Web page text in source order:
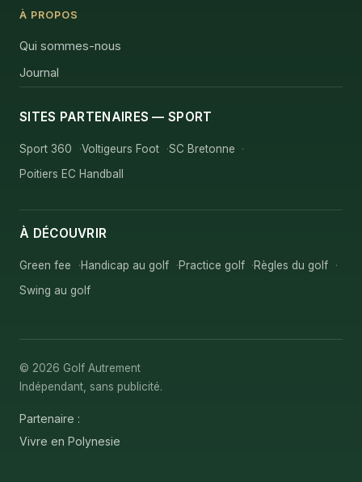
À PROPOS
Qui sommes-nous
Journal
SITES PARTENAIRES — SPORT
Sport 360 Voltigeurs Foot
SC Bretonne
Poitiers EC Handball
À DÉCOUVRIR
Green fee Handicap au golf Practice golf
Règles du golf
Swing au golf
© 2026 Golf Autrement
Indépendant, sans publicité.
Partenaire :
Vivre en Polynesie